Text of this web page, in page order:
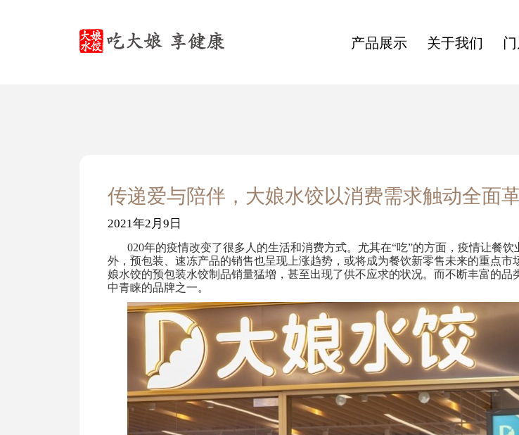
产品展示 关于我们
传递爱与陪伴，大娘水饺以消费需求触动全面
2021年2月9日
020年的疫情改变了很多人的生活和消费方式。尤其在“吃”的方面，疫情让餐饮
外，预包装、速冻产品的销售也呈现上涨趋势，或将成为餐饮新零售未来的重点
娘水饺的预包装水饺制品销量猛增，甚至出现了供不应求的状况。而不断丰富的
中青睐的品牌之一。